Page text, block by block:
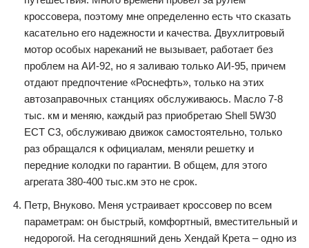
кроссовера, поэтому мне определенно есть что сказать
касательно его надежности и качества. Двухлитровый
мотор особых нареканий не вызывает, работает без
проблем на АИ-92, но я заливаю только АИ-95, причем
отдают предпочтение «Роснефть», только на этих
автозаправочных станциях обслуживаюсь. Масло 7-8
тыс. км и меняю, каждый раз приобретаю Shell 5W30
ECT C3, обслуживаю движок самостоятельно, только
раз обращался к официалам, меняли решетку и
передние колодки по гарантии. В общем, для этого
агрегата 380-400 тыс.км это не срок.
Петр, Внуково. Меня устраивает кроссовер по всем
параметрам: он быстрый, комфортный, вместительный и
недорогой. На сегодняшний день Хендай Крета – одно из